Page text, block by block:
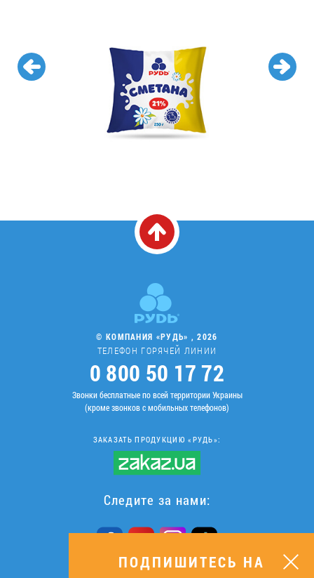
© КОМПАНИЯ «РУДЬ» , 2026
ТЕЛЕФОН ГОРЯЧЕЙ ЛИНИИ
0 800 50 17 72
Звонки бесплатные по всей территории Украины
(кроме звонков с мобильных телефонов)
ЗАКАЗАТЬ ПРОДУКЦИЮ «РУДЬ»:
Следите за нами:
ПОДПИШИТЕСЬ НА